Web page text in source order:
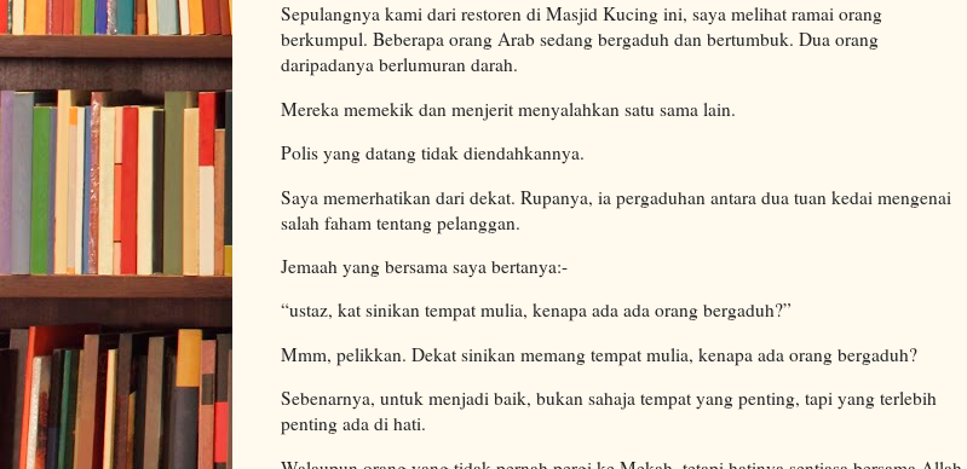
Sepulangnya kami dari restoren di Masjid Kucing ini, saya melihat ramai orang
berkumpul. Beberapa orang Arab sedang bergaduh dan bertumbuk. Dua orang
daripadanya berlumuran darah.
Mereka memekik dan menjerit menyalahkan satu sama lain.
Polis yang datang tidak diendahkannya.
Saya memerhatikan dari dekat. Rupanya, ia pergaduhan antara dua tuan kedai mengenai
salah faham tentang pelanggan.
Jemaah yang bersama saya bertanya:-
“ustaz, kat sinikan tempat mulia, kenapa ada ada orang bergaduh?”
Mmm, pelikkan. Dekat sinikan memang tempat mulia, kenapa ada orang bergaduh?
Sebenarnya, untuk menjadi baik, bukan sahaja tempat yang penting, tapi yang terlebih
penting ada di hati.